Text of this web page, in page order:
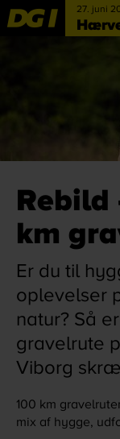
27. juni
km
Er du til
oplevelser
natur? Så
gravelrute
Viborg
100 km
mix af hygge,